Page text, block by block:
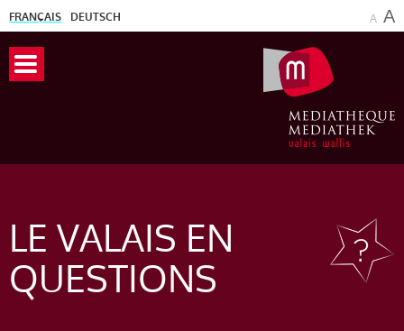
FRANÇAIS DEUTSCH A A
LE VALAIS EN
QUESTIONS